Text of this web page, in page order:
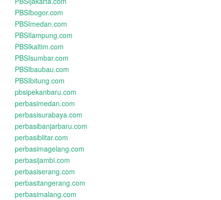
PBSIbogor.com
PBSImedan.com
PBSIlampung.com
PBSIkaltim.com
PBSIsumbar.com
PBSIbaubau.com
PBSIbitung.com
pbsipekanbaru.com
perbasimedan.com
perbasisurabaya.com
perbasibanjarbaru.com
perbasiblitar.com
perbasimagelang.com
perbasijambi.com
perbasiserang.com
perbasitangerang.com
perbasimalang.com